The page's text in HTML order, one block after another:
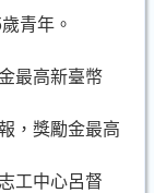
青年。
最高新臺幣
，獎勵金最高
工中心呂督